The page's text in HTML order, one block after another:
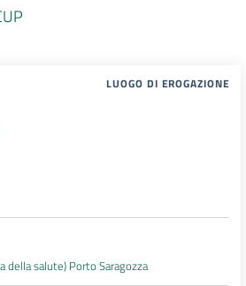
LUOGO DI EROGAZIONE
della salute) Porto Saragozza